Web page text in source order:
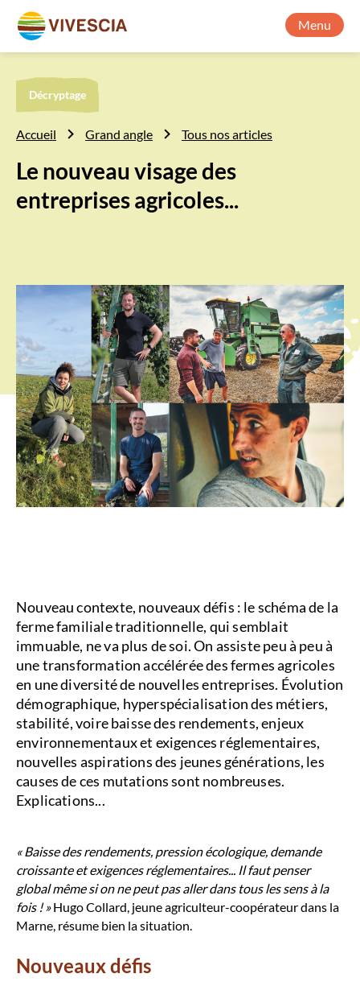
Menu
Décryptage
Accueil Grand angle Tous nos articles
Le nouveau visage des
entreprises agricoles...
Nouveau contexte, nouveaux défis : le schéma de la
ferme familiale traditionnelle, qui semblait
immuable, ne va plus de soi. On assiste peu à peu à
une transformation accélérée des fermes agricoles
en une diversité de nouvelles entreprises. Évolution
démographique, hyperspécialisation des métiers,
stabilité, voire baisse des rendements, enjeux
environnementaux et exigences réglementaires,
nouvelles aspirations des jeunes générations, les
causes de ces mutations sont nombreuses.
Explications...
« Baisse des rendements, pression écologique, demande
croissante et exigences réglementaires... Il faut penser
global même si on ne peut pas aller dans tous les sens à la
fois ! »Hugo Collard, jeune agriculteur-coopérateur dans la
Marne, résume bien la situation.
Nouveaux défis